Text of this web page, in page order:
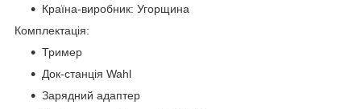
Країна-виробник: Угорщина
Комплектація:
Тример
Док-станція Wahl
Зарядний адаптер